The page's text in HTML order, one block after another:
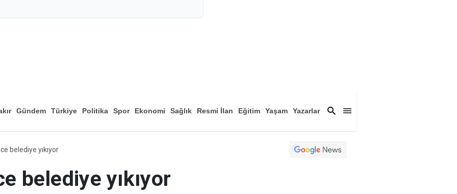
belediye yıkıyor